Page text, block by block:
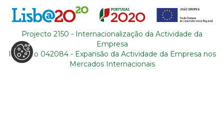
DEIXE-NOS UMA MENSAGEM
Projecto 2150 - Internacionalização da Actividade da
Empresa
Projecto 042084 - Expansão da Actividade da Empresa nos
Mercados Internacionais